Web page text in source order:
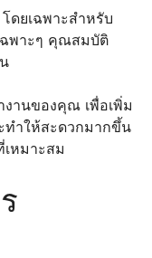
ดยเฉพาะสำหรับ
ฉพาะๆ คุณสมบัติ
งานของคุณ เพื่อเพิ่ม
ทำให้สะดวกมากขึ้น
หมาะสม